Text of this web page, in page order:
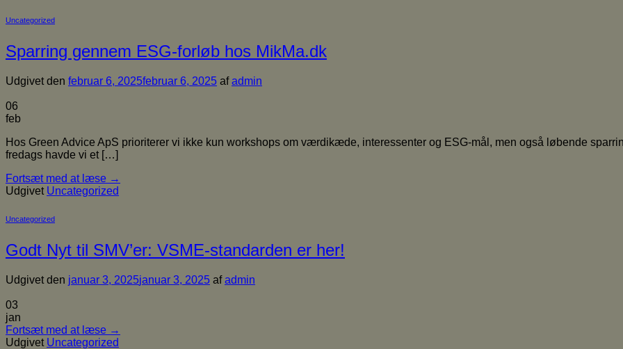
Uncategorized
Sparring gennem ESG-forløb hos MikMa.dk
Udgivet den februar 6, 2025februar 6, 2025 afadmin
06
feb
Hos Green Advice ApS prioriterer vi ikke kun workshops om værdikæde, interessenter og ESG-mål, men også løbende
fredags havde vi et […]
Fortsæt med at læse →
Udgivet Uncategorized
Uncategorized
Godt Nyt til SMV’er: VSME-standarden er her!
Udgivet den januar 3, 2025januar 3, 2025 afadmin
03
jan
Fortsæt med at læse →
Udgivet Uncategorized